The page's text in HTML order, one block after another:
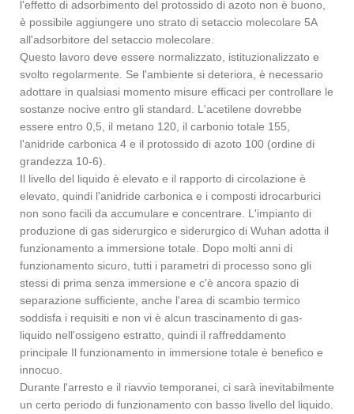
l'effetto di adsorbimento del protossido di azoto non è buono,
è possibile aggiungere uno strato di setaccio molecolare 5A
all'adsorbitore del setaccio molecolare.
Questo lavoro deve essere normalizzato, istituzionalizzato e
svolto regolarmente. Se l'ambiente si deteriora, è necessario
adottare in qualsiasi momento misure efficaci per controllare le
sostanze nocive entro gli standard. L'acetilene dovrebbe
essere entro 0,5, il metano 120, il carbonio totale 155,
l'anidride carbonica 4 e il protossido di azoto 100 (ordine di
grandezza 10-6).
Il livello del liquido è elevato e il rapporto di circolazione è
elevato, quindi l'anidride carbonica e i composti idrocarburici
non sono facili da accumulare e concentrare. L'impianto di
produzione di gas siderurgico e siderurgico di Wuhan adotta il
funzionamento a immersione totale. Dopo molti anni di
funzionamento sicuro, tutti i parametri di processo sono gli
stessi di prima senza immersione e c'è ancora spazio di
separazione sufficiente, anche l'area di scambio termico
soddisfa i requisiti e non vi è alcun trascinamento di gas-
liquido nell'ossigeno estratto, quindi il raffreddamento
principale Il funzionamento in immersione totale è benefico e
innocuo.
Durante l'arresto e il riavvio temporanei, ci sarà inevitabilmente
un certo periodo di funzionamento con basso livello del liquido.